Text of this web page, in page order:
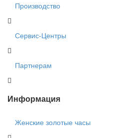
Производство
Сервис-Центры
Партнерам
Информация
Женские золотые часы